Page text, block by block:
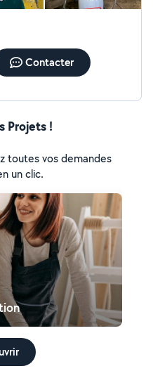
Contacter
Projets !
toutes vos demandes
un clic.